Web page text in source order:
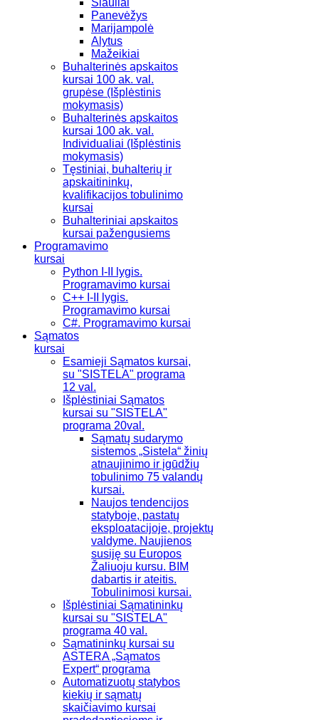
Šiauliai
Panevėžys
Marijampolė
Alytus
Mažeikiai
Buhalterinės apskaitos
kursai 100 ak. val.
grupėse (Išplėstinis
mokymasis)
Buhalterinės apskaitos
kursai 100 ak. val.
Individualiai (Išplėstinis
mokymasis)
Tęstiniai, buhalterių ir
apskaitininkų,
kvalifikacijos tobulinimo
kursai
Buhalteriniai apskaitos
kursai pažengusiems
Programavimo
kursai
Python I-II lygis.
Programavimo kursai
C++ I-II lygis.
Programavimo kursai
C#. Programavimo kursai
Sąmatos
kursai
Esamieji Sąmatos kursai,
su "SISTELA" programa
12 val.
Išplėstiniai Sąmatos
kursai su "SISTELA"
programa 20val.
Sąmatų sudarymo
sistemos „Sistela“ žinių
atnaujinimo ir įgūdžių
tobulinimo 75 valandų
kursai.
Naujos tendencijos
statyboje, pastatų
eksploatacijoje, projektų
valdyme. Naujienos
susiję su Europos
Žaliuoju kursu. BIM
dabartis ir ateitis.
Tobulinimosi kursai.
Išplėstiniai Sąmatininkų
kursai su "SISTELA"
programa 40 val.
Sąmatininkų kursai su
ASTERA „Sąmatos
Expert“ programa
Automatizuotų statybos
kiekių ir sąmatų
skaičiavimo kursai